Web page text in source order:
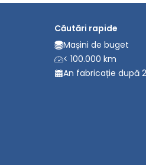
Căutări rapide
Mașini de buget
< 100.000 km
An fabricație după